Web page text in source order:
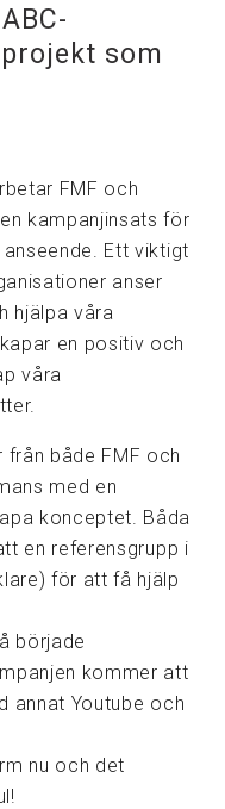
som
FMF och
kampanjinsats för
Ett viktigt
anser
hjälpa våra
en positiv och
våra
från både FMF och
med en
konceptet. Båda
en referensgrupp i
för att få hjälp
började
kommer att
annat Youtube och
nu och det